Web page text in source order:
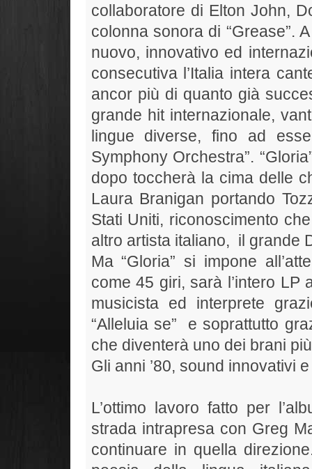
collaboratore di Elton John,
colonna sonora di “Grease”.
nuovo, innovativo ed
consecutiva l’Italia intera
ancor più di quanto già
grande hit internazionale,
lingue diverse, fino ad
Symphony Orchestra”.
dopo toccherà la cima delle
Laura Branigan portando
Stati Uniti, riconoscimento
altro artista italiano, il grande
Ma “Gloria” si impone
come 45 giri, sarà l’intero LP
musicista ed interprete
“Alleluia se” e soprattutto
che diventerà uno dei brani
Gli anni ’80, sound
L’ottimo lavoro fatto per
strada intrapresa con Greg
continuare in quella